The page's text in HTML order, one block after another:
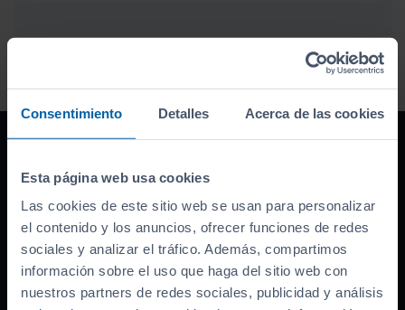
Consentimiento Detalles Acerca de las cookies
Esta página web usa cookies
Las cookies de este sitio web se usan para personalizar
el contenido y los anuncios, ofrecer funciones de redes
sociales y analizar el tráfico. Además, compartimos
información sobre el uso que haga del sitio web con
nuestros partners de redes sociales, publicidad y análisis
Financiación100% sin entrada
Grandes descuentos por financiar con
nosotros. ¡Descúbrelos!